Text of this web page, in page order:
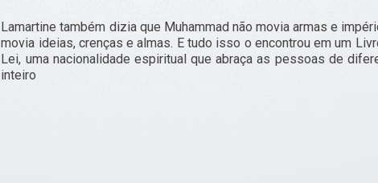
Lamartine também dizia que Muhammad não movia armas e
movia ideias, crenças e almas. E tudo isso o encontrou em um
Lei, uma nacionalidade espiritual que abraça as pessoas de
inteiro